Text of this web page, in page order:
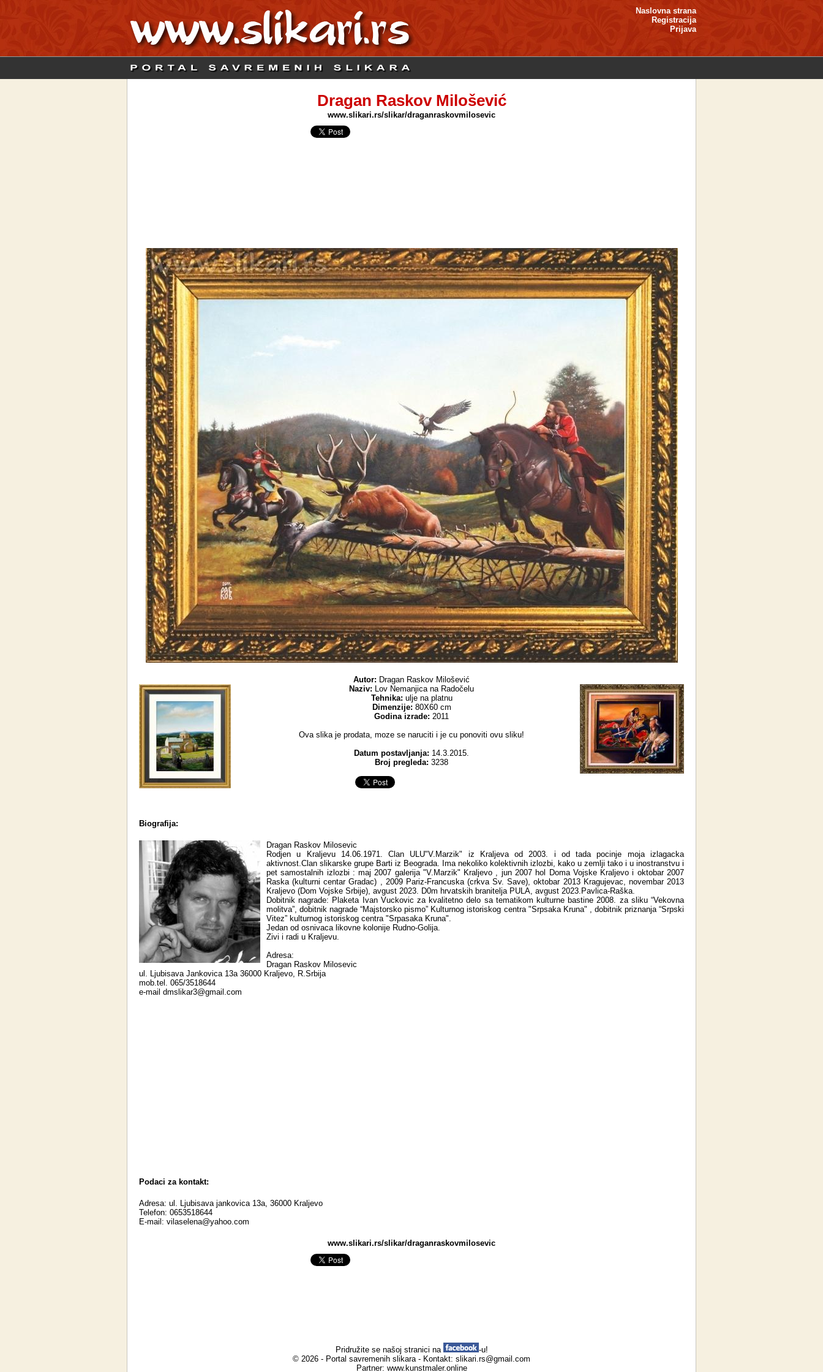
Naslovna strana
Registracija
Prijava
Dragan Raskov Milošević
www.slikari.rs/slikar/draganraskovmilosevic
Autor: Dragan Raskov Milošević
Naziv: Lov Nemanjica na Radočelu
Tehnika: ulje na platnu
Dimenzije: 80X60 cm
Godina izrade: 2011
Ova slika je prodata, moze se naruciti i je cu ponoviti ovu sliku!
Datum postavljanja: 14.3.2015.
Broj pregleda: 3238
Biografija:
Dragan Raskov Milosevic
Rodjen u Kraljevu 14.06.1971. Clan ULU"V.Marzik" iz Kraljeva od 2003. i od tada pocinje moja izlagacka
aktivnost.Clan slikarske grupe Barti iz Beograda. Ima nekoliko kolektivnih izlozbi, kako u zemlji tako i u inostranstvu i
pet samostalnih izlozbi : maj 2007 galerija "V.Marzik" Kraljevo , jun 2007 hol Doma Vojske Kraljevo i oktobar 2007
Raska (kulturni centar Gradac) , 2009 Pariz-Francuska (crkva Sv. Save), oktobar 2013 Kragujevac, novembar 2013
Kraljevo (Dom Vojske Srbije), avgust 2023. D0m hrvatskih branitelja PULA, avgust 2023.Pavlica-Raška.
Dobitnik nagrade: Plaketa Ivan Vuckovic za kvalitetno delo sa tematikom kulturne bastine 2008. za sliku “Vekovna
molitva”, dobitnik nagrade “Majstorsko pismo” Kulturnog istoriskog centra "Srpsaka Kruna" , dobitnik priznanja “Srpski
Vitez” kulturnog istoriskog centra "Srpasaka Kruna".
Jedan od osnivaca likovne kolonije Rudno-Golija.
Zivi i radi u Kraljevu.
Adresa:
Dragan Raskov Milosevic
ul. Ljubisava Jankovica 13a 36000 Kraljevo, R.Srbija
mob.tel. 065/3518644
e-mail dmslikar3@gmail.com
Podaci za kontakt:
Adresa: ul. Ljubisava jankovica 13a, 36000 Kraljevo
Telefon: 0653518644
E-mail: vilaselena@yahoo.com
www.slikari.rs/slikar/draganraskovmilosevic
Pridružite se našoj stranici na
-u!
© 2026 - Portal savremenih slikara - Kontakt: slikari.rs@gmail.com
Partner: www.kunstmaler.online